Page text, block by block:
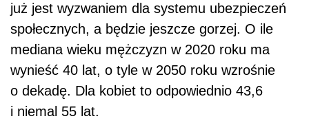
już jest wyzwaniem dla systemu ubezpieczeń
społecznych, a będzie jeszcze gorzej. O ile
mediana wieku mężczyzn w 2020 roku ma
wynieść 40 lat, o tyle w 2050 roku wzrośnie
o dekadę. Dla kobiet to odpowiednio 43,6
i niemal 55 lat.